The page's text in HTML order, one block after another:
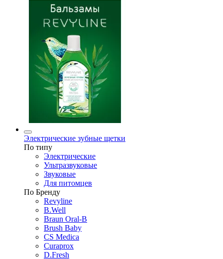
Электрические зубные щетки
По типу
Электрические
Ультразвуковые
Звуковые
Для питомцев
По Бренду
Revyline
B.Well
Braun Oral-B
Brush Baby
CS Medica
Curaprox
D.Fresh